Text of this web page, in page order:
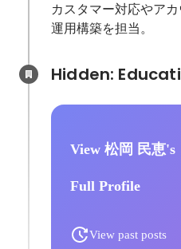
カスタマー対応やア
運用構築を担当。
View 松岡 民恵's
Full Profile
View past posts